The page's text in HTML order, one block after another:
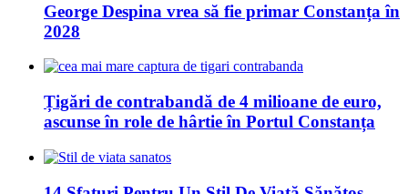
George Despina vrea să fie primar Constanța în
2028
Țigări de contrabandă de 4 milioane de euro,
ascunse în role de hârtie în Portul Constanța